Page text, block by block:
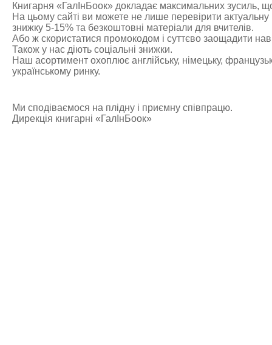
Книгарня «ГалІнБоок» докладає максимальних зусиль,
На цьому сайті ви можете не лише перевірити
знижку 5-15% та безкоштовні матеріали для вчителів.
Або ж скористатися промокодом і суттєво заощадити
Також у нас діють соціальні знижки.
Наш асортимент охоплює англійську, німецьку,
українському ринку.
Ми сподіваємося на плідну і приємну співпрацю.
Дирекція книгарні «ГалІнБоок»